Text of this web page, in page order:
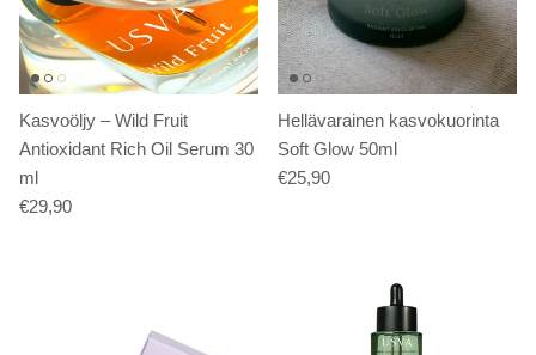
Kasvoöljy – Wild Fruit
Antioxidant Rich Oil Serum 30
ml
€29,90
Hellävarainen kasvokuorinta
Soft Glow 50ml
€25,90